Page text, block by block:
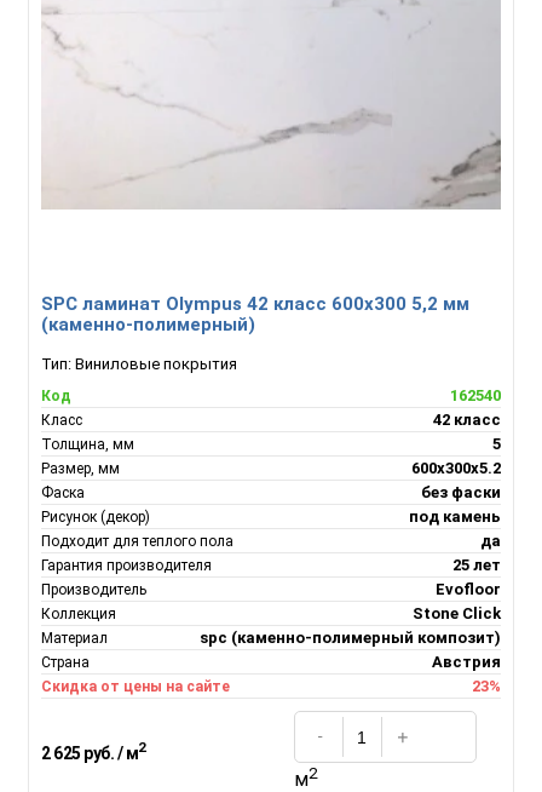
SPC ламинат Olympus 42 класс 600x300 5,2 мм
(каменно-полимерный)
Тип: Виниловые покрытия
Код 162540
Класс 42 класс
Толщина, мм 5
Размер, мм 600х300х5.2
Фаска без фаски
Рисунок (декор) под камень
Подходит для теплого пола да
Гарантия производителя 25 лет
Производитель Evofloor
Коллекция Stone Click
Материал spc (каменно-полимерный композит)
Страна Австрия
Скидка от цены на сайте 23%
2 625 руб. / м2
м2